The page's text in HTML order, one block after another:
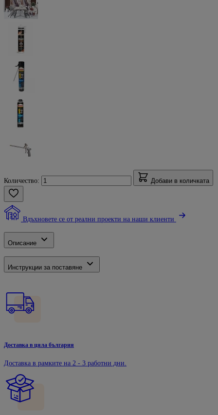
Количество: Добави в количката
Вдъхновете се от реални проекти на наши клиенти
Описание
Инструкции за поставяне
Доставка в цяла българия
Доставка в рамките на 2 - 3 работни дни.